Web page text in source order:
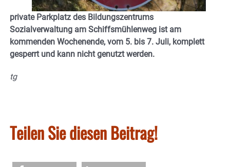
private Parkplatz des Bildungszentrums
Sozialverwaltung am Schiffsmühlenweg ist am
kommenden Wochenende, vom 5. bis 7. Juli, komplett
gesperrt und kann nicht genutzt werden.
tg
Teilen Sie diesen Beitrag!